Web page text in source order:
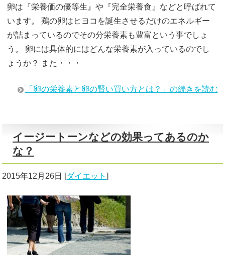
卵は『栄養価の優等生』や『完全栄養食』などと呼ばれて
います。 鶏の卵はヒヨコを誕生させるだけのエネルギー
が詰まっているのでその分栄養素も豊富という事でしょ
う。 卵には具体的にはどんな栄養素が入っているのでし
ょうか？ また・・・
「卵の栄養素と卵の賢い買い方とは？」の続きを読む
イージートーンなどの効果ってあるのか
な？
2015年12月26日 [ダイエット]